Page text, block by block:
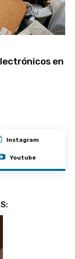
en
Instagram
Youtube